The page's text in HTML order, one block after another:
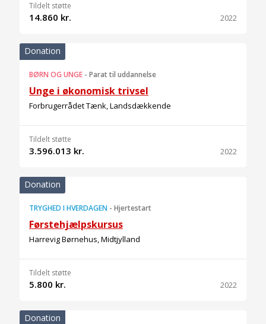
Tildelt støtte
14.860 kr. 2022
Donation
BØRN OG UNGE - Parat til uddannelse
Unge i økonomisk trivsel
Forbrugerrådet Tænk, Landsdækkende
Tildelt støtte
3.596.013 kr. 2022
Donation
TRYGHED I HVERDAGEN - Hjertestart
Førstehjælpskursus
Harrevig Børnehus, Midtjylland
Tildelt støtte
5.800 kr. 2022
Donation